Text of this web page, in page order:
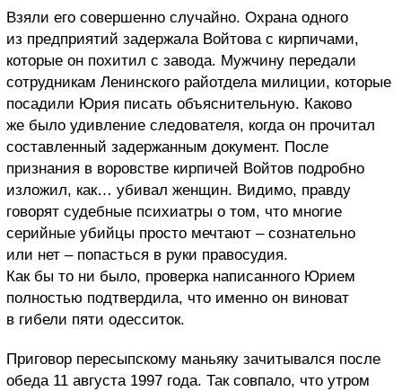
Взяли его совершенно случайно. Охрана одного
из предприятий задержала Войтова с кирпичами,
которые он похитил с завода. Мужчину передали
сотрудникам Ленинского райотдела милиции, которые
посадили Юрия писать объяснительную. Каково
же было удивление следователя, когда он прочитал
составленный задержанным документ. После
признания в воровстве кирпичей Войтов подробно
изложил, как… убивал женщин. Видимо, правду
говорят судебные психиатры о том, что многие
серийные убийцы просто мечтают – сознательно
или нет – попасться в руки правосудия.
Как бы то ни было, проверка написанного Юрием
полностью подтвердила, что именно он виноват
в гибели пяти одесситок.
Приговор пересыпскому маньяку зачитывался после
обеда 11 августа 1997 года. Так совпало, что утром